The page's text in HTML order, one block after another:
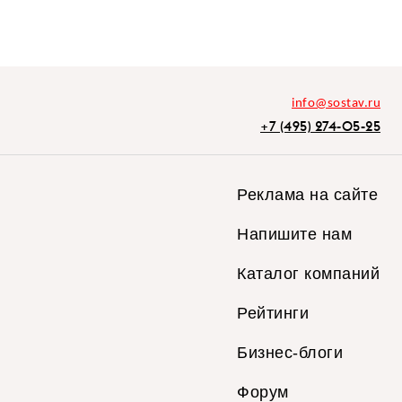
info@sostav.ru
+7 (495) 274-05-25
Реклама на сайте
Напишите нам
Каталог компаний
Рейтинги
Бизнес-блоги
Форум